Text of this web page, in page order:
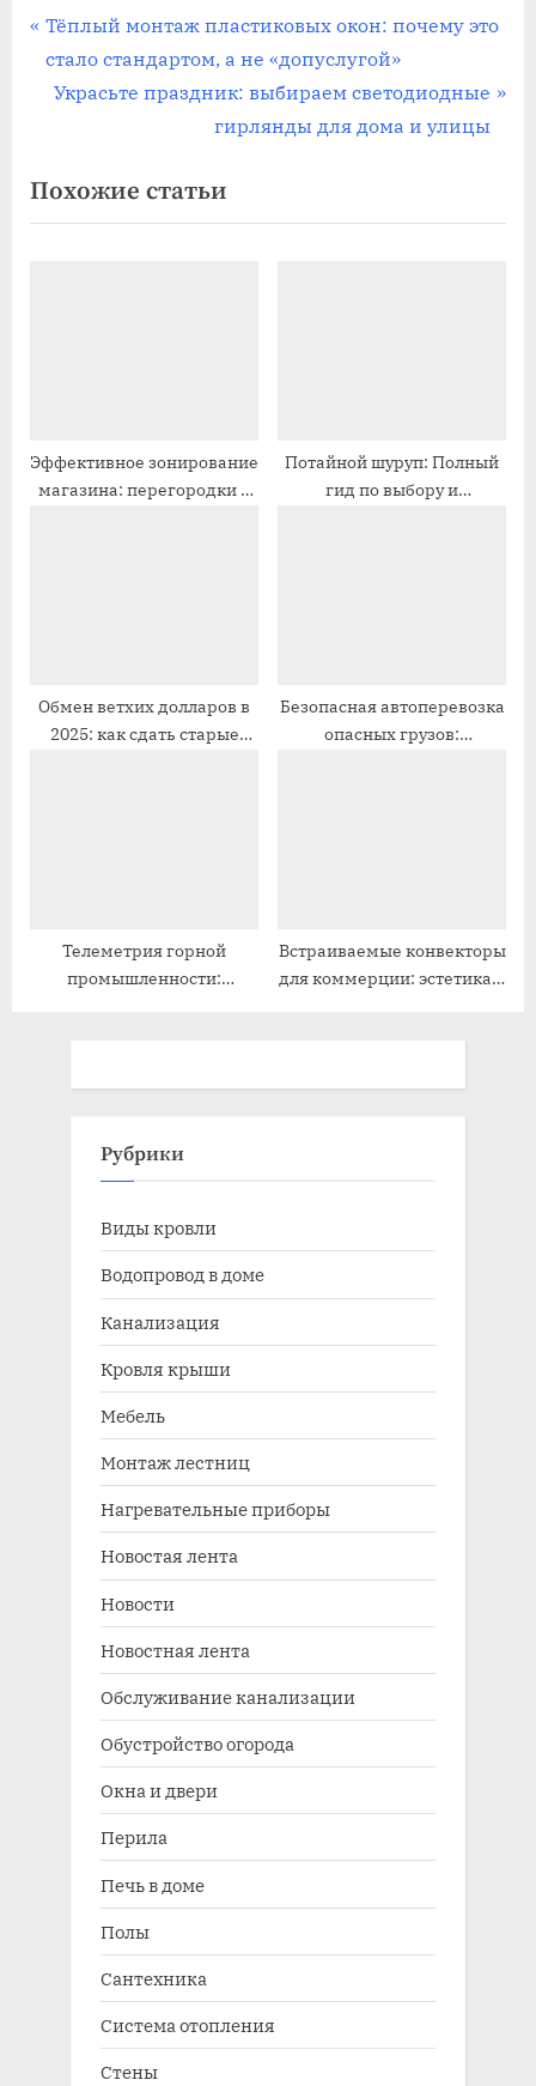
Навигация
по
П
р
е
д
у
и
с
Тёплый монтаж пластиковых окон: почему это
стало стандартом, а не «допуслугой»
С
д
у
п
и
Украсьте праздник: выбираем светодиодные
гирлянды для дома и улицы
Похожие статьи
Эффективное зонирование
магазина: перегородки и
Потайной шуруп: Полный
гид по выбору и
Обмен ветхих долларов в
2025: как сдать старые
Безопасная автоперевозка
опасных грузов:
Телеметрия горной
промышленности:
Встраиваемые конвекторы
для коммерции: эстетика и
Рубрики
Виды кровли
Водопровод в доме
Канализация
Кровля крыши
Мебель
Монтаж лестниц
Нагревательные приборы
Новостая лента
Новости
Новостная лента
Обслуживание канализации
Обустройство огорода
Окна и двери
Перила
Печь в доме
Полы
Сантехника
Система отопления
Стены